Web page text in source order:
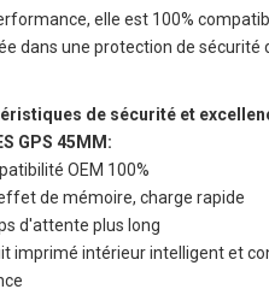
elle est 100%
dans une protection de
de sécurité et
GPS 45MM :
OEM 100%
de mémoire, charge rapide
d'attente plus long
imprimé intérieur intelligent et